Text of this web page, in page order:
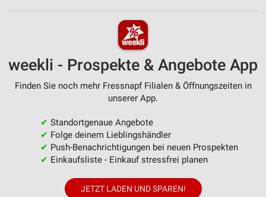
weekli - Prospekte & Angebote App
Finden Sie noch mehr Fressnapf Filialen & Öffnungszeiten in
unserer App.
✔ Standortgenaue Angebote
✔ Folge deinem Lieblingshändler
✔ Push-Benachrichtigungen bei neuen Prospekten
✔ Einkaufsliste - Einkauf stressfrei planen
JETZT LADEN UND SPAREN!